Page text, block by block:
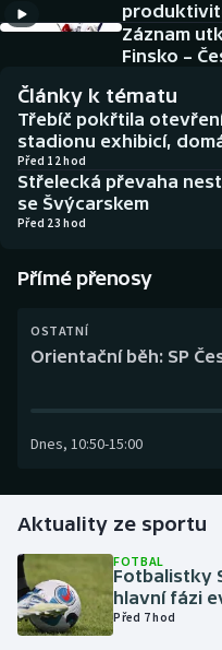
Baseball a softbal
Basketbal
Biatlon
Boby a skeleton
Dostihy
Futsal
Gymnastika
Házená
Soutěže
Historické návraty
Aplikace ČT sport
AZ kvíz
Záznam
Finsko –
Články k tématu
Třebíč pokřtila
stadionu exhibicí,
Před 12 hod
Střelecká převaha
se Švýcarskem
Před 23 hod
Přímé přenosy
OSTATNÍ
Orientační běh: SP
Dnes, 10:50-15:00
Aktuality ze sportu
FOTBAL
Fotbalistky
hlavní fázi
Před 7 hod